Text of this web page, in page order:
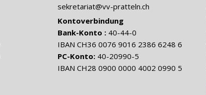
sekretariat@vv-pratteln.ch
Kontoverbindung
Bank-Konto : 40-44-0
IBAN CH36 0076 9016 2386 6248 6
PC-Konto: 40-20990-5
IBAN CH28 0900 0000 4002 0990 5